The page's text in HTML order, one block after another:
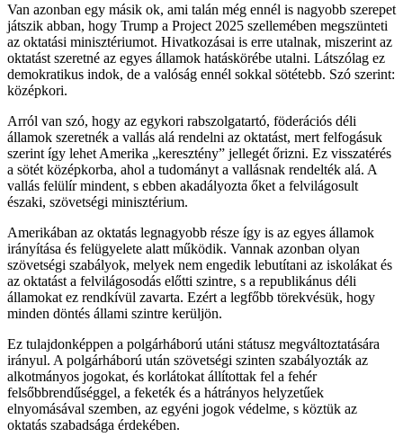
Van azonban egy másik ok, ami talán még ennél is nagyobb szerepet
játszik abban, hogy Trump a Project 2025 szellemében megszünteti
az oktatási minisztériumot. Hivatkozásai is erre utalnak, miszerint az
oktatást szeretné az egyes államok hatáskörébe utalni. Látszólag ez
demokratikus indok, de a valóság ennél sokkal sötétebb. Szó szerint:
középkori.
Arról van szó, hogy az egykori rabszolgatartó, föderációs déli
államok szeretnék a vallás alá rendelni az oktatást, mert felfogásuk
szerint így lehet Amerika „keresztény” jellegét őrizni. Ez visszatérés
a sötét középkorba, ahol a tudományt a vallásnak rendelték alá. A
vallás felülír mindent, s ebben akadályozta őket a felvilágosult
északi, szövetségi minisztérium.
Amerikában az oktatás legnagyobb része így is az egyes államok
irányítása és felügyelete alatt működik. Vannak azonban olyan
szövetségi szabályok, melyek nem engedik lebutítani az iskolákat és
az oktatást a felvilágosodás előtti szintre, s a republikánus déli
államokat ez rendkívül zavarta. Ezért a legfőbb törekvésük, hogy
minden döntés állami szintre kerüljön.
Ez tulajdonképpen a polgárháború utáni státusz megváltoztatására
irányul. A polgárháború után szövetségi szinten szabályozták az
alkotmányos jogokat, és korlátokat állítottak fel a fehér
felsőbbrendűséggel, a feketék és a hátrányos helyzetűek
elnyomásával szemben, az egyéni jogok védelme, s köztük az
oktatás szabadsága érdekében.